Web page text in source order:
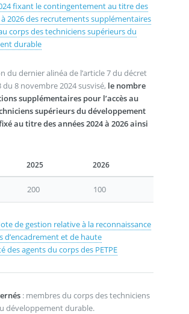
fixant le contingentement au titre des
à 2026 des recrutements supplémentaires
corps des techniciens supérieurs du
durable
du dernier alinéa de l’article 7 du décret
du 8 novembre 2024 susvisé, le nombre
supplémentaires pour l’accès au
supérieurs du développement
au titre des années 2024 à 2026 ainsi
2025 2026
200 100
de gestion relative à la reconnaissance
d’encadrement et de haute
des agents du corps des PETPE
: membres du corps des techniciens
développement durable.